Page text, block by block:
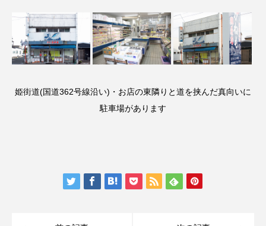
姫街道(国道362号線沿い)・お店の東隣りと道を挟んだ真向いに
駐車場があります